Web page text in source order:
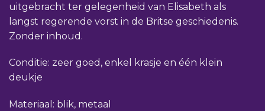
uitgebracht ter gelegenheid van Elisabeth als
langst regerende vorst in de Britse geschiedenis.
Zonder inhoud.
Conditie: zeer goed, enkel krasje en één klein
deukje
Materiaal: blik, metaal